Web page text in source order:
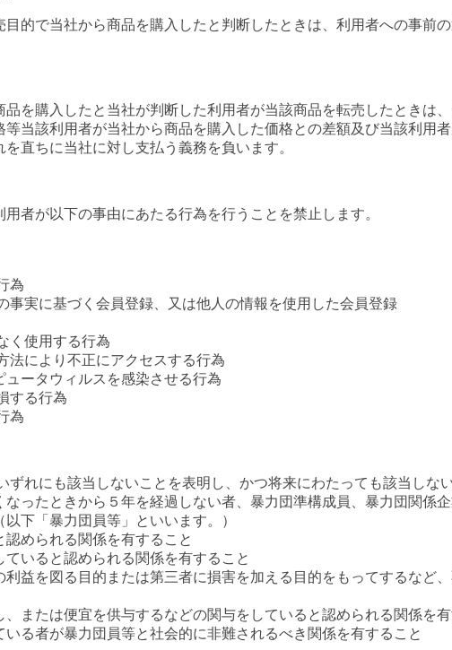
的で当社から商品を購入したと判断したときは、利用者への事前
を購入したと当社が判断した利用者が当該商品を転売したときは
当該利用者が当社から商品を購入した価格との差額及び当該利用
直ちに当社に対し支払う義務を負います。
者が以下の事由にあたる行為を行うことを禁止します。
為
事実に基づく会員登録、又は他人の情報を使用した会員登録
く使用する行為
法により不正にアクセスする行為
ータウィルスを感染させる行為
する行為
為
ずれにも該当しないことを表明し、かつ将来にわたっても該当しな
なったときから５年を経過しない者、暴力団準構成員、暴力団関係
下「暴力団員等」といいます。）
認められる関係を有すること
ていると認められる関係を有すること
利益を図る目的または第三者に損害を加える目的をもってするなど
、または便宜を供与するなどの関与をしていると認められる関係を
いる者が暴力団員等と社会的に非難されるべき関係を有すること